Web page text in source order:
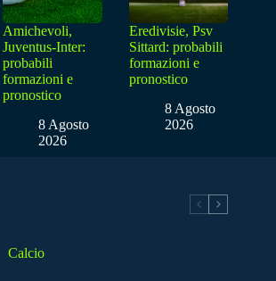
Amichevoli,
Juventus-Inter:
probabili
formazioni e
pronostico
8 Agosto
2026
Eredivisie, Psv
Sittard: probabili
formazioni e
pronostico
8 Agosto
2026
Calcio